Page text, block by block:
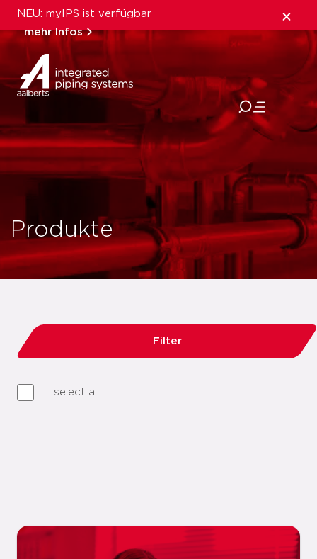
NEU: myIPS ist verfügbar
mehr Infos
schließen
Produkte
Filter
select all